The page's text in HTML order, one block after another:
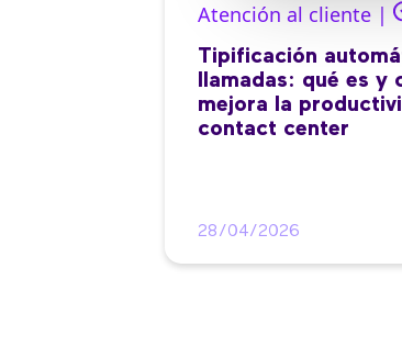
Atención al cliente |
Tipificación
llamadas: qué es y
mejora la
contact center
28/04/2026